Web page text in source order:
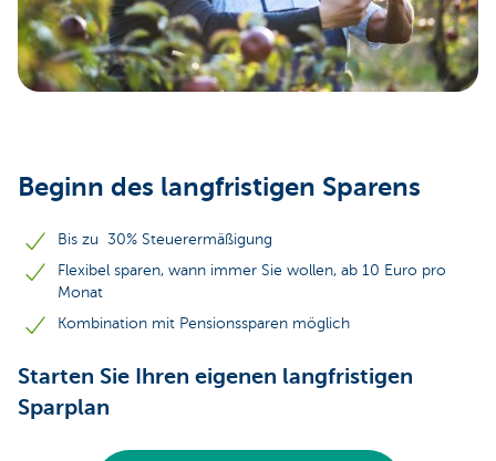
Beginn des langfristigen Sparens
Bis zu 30% Steuerermäßigung
Flexibel sparen, wann immer Sie wollen, ab 10 Euro pro
Monat
Kombination mit Pensionssparen möglich
Starten Sie Ihren eigenen langfristigen
Sparplan